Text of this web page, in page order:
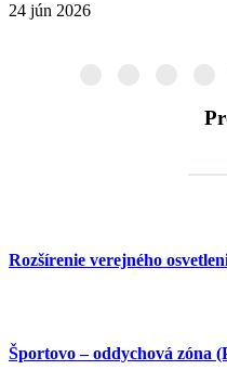
24 jún 2026
Rozšírenie verejného
Športovo – oddychová zóna